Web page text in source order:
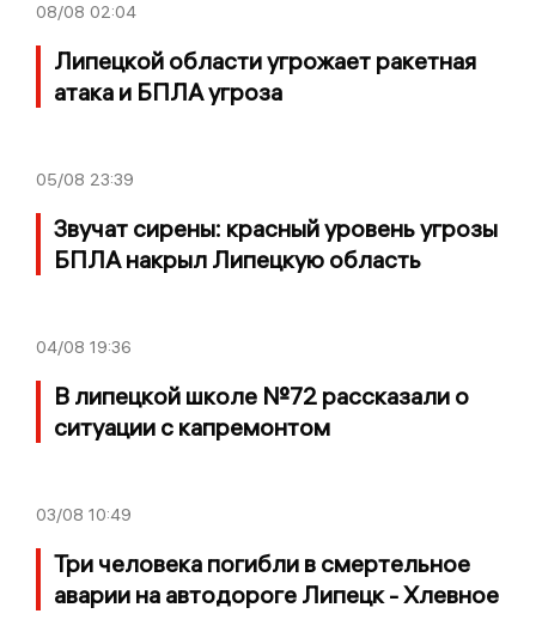
08/08 02:04
Липецкой области угрожает ракетная
атака и БПЛА угроза
05/08 23:39
Звучат сирены: красный уровень угрозы
БПЛА накрыл Липецкую область
04/08 19:36
В липецкой школе №72 рассказали о
ситуации с капремонтом
03/08 10:49
Три человека погибли в смертельное
аварии на автодороге Липецк - Хлевное